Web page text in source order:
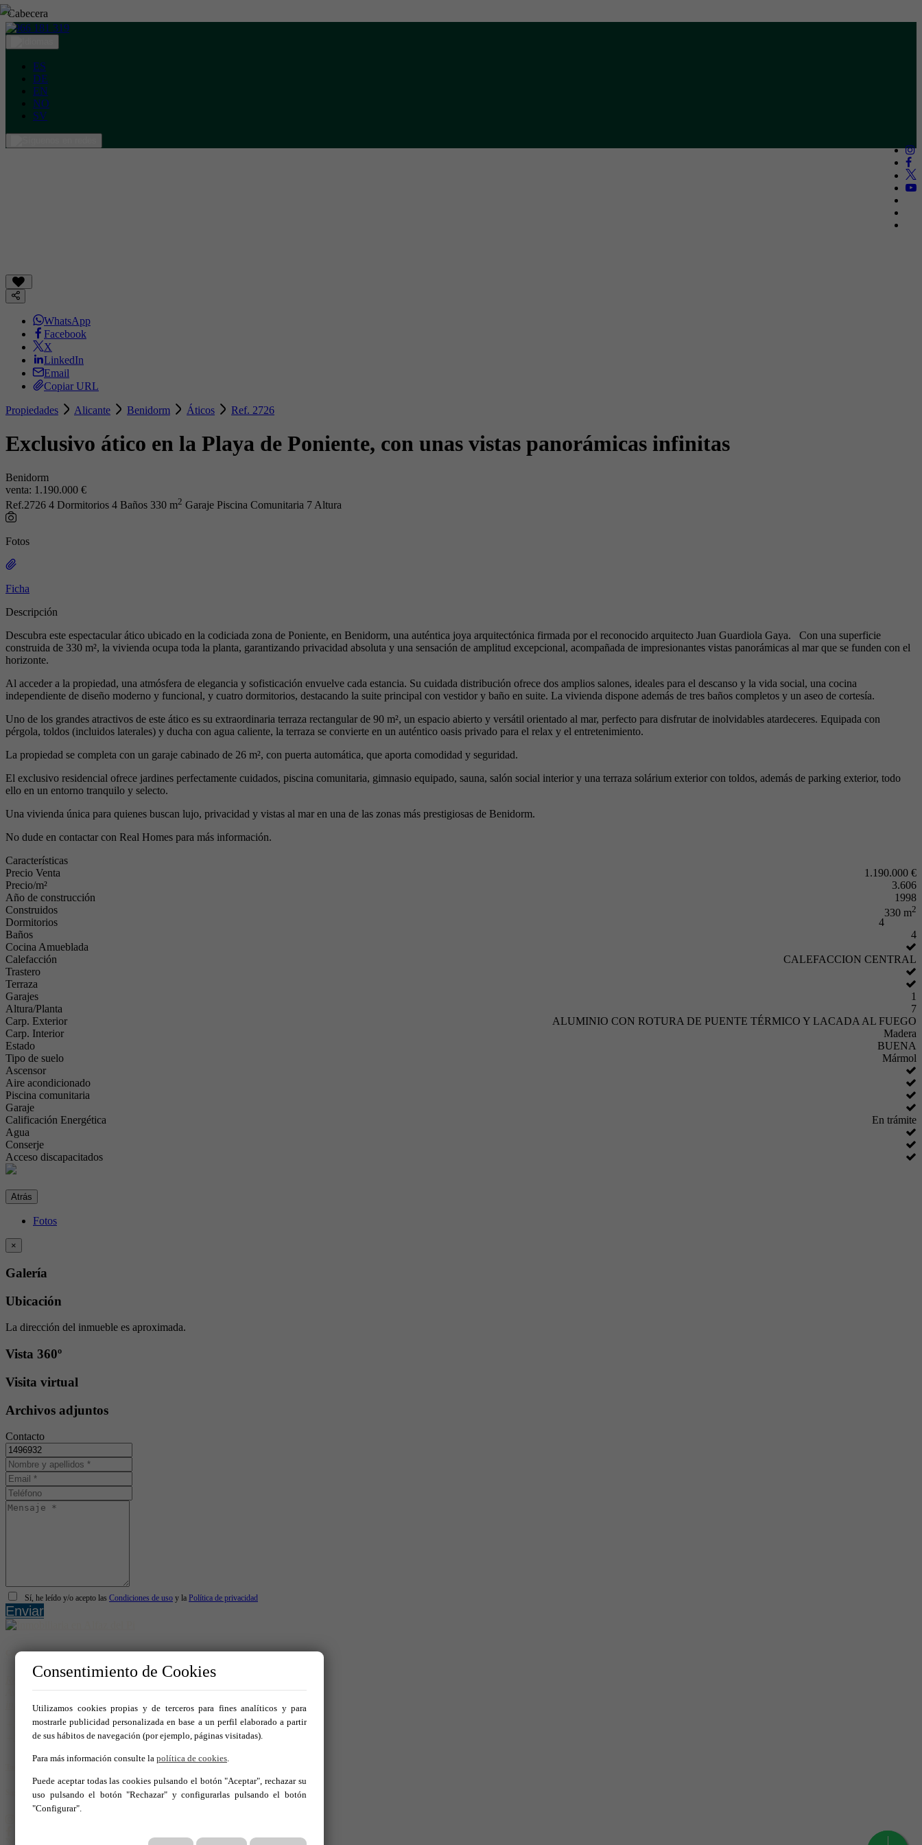
Cabecera
966 181 319
ES
DE
EN
NO
SV
WhatsApp
Facebook
X
LinkedIn
Email
Copiar URL
Propiedades Alicante Benidorm Áticos Ref. 2726
Exclusivo ático en la Playa de Poniente, con unas vistas panorámicas infinitas
Benidorm
venta: 1.190.000 €
Ref.2726 4 Dormitorios 4 Baños 330 m2 Garaje Piscina Comunitaria 7 Altura
Fotos
Ficha
Descripción
Descubra este espectacular ático ubicado en la codiciada zona de Poniente, en Benidorm, una auténtica joya arquitectónica firmada por el reconocido arquitecto Juan Guardiola Gaya. Con una superficie
construida de 330 m², la vivienda ocupa toda la planta, garantizando privacidad absoluta y una sensación de amplitud excepcional, acompañada de impresionantes vistas panorámicas al mar que se funden con el
horizonte.
Al acceder a la propiedad, una atmósfera de elegancia y sofisticación envuelve cada estancia. Su cuidada distribución ofrece dos amplios salones, ideales para el descanso y la vida social, una cocina
independiente de diseño moderno y funcional, y cuatro dormitorios, destacando la suite principal con vestidor y baño en suite. La vivienda dispone además de tres baños completos y un aseo de cortesía.
Uno de los grandes atractivos de este ático es su extraordinaria terraza rectangular de 90 m², un espacio abierto y versátil orientado al mar, perfecto para disfrutar de inolvidables atardeceres. Equipada con
pérgola, toldos (incluidos laterales) y ducha con agua caliente, la terraza se convierte en un auténtico oasis privado para el relax y el entretenimiento.
La propiedad se completa con un garaje cabinado de 26 m², con puerta automática, que aporta comodidad y seguridad.
El exclusivo residencial ofrece jardines perfectamente cuidados, piscina comunitaria, gimnasio equipado, sauna, salón social interior y una terraza solárium exterior con toldos, además de parking exterior, todo
ello en un entorno tranquilo y selecto.
Una vivienda única para quienes buscan lujo, privacidad y vistas al mar en una de las zonas más prestigiosas de Benidorm.
No dude en contactar con Real Homes para más información.
Características
Precio Venta
1.190.000 €
Precio/m²
3.606
Año de construcción
1998
Construidos
330 m2
Dormitorios
4
Baños
4
Cocina Amueblada
Calefacción
CALEFACCION CENTRAL
Trastero
Terraza
Garajes
1
Altura/Planta
7
Carp. Exterior
ALUMINIO CON ROTURA DE PUENTE TÉRMICO Y LACADA AL FUEGO
Carp. Interior
Madera
Estado
BUENA
Tipo de suelo
Mármol
Ascensor
Aire acondicionado
Piscina comunitaria
Garaje
Calificación Energética
En trámite
Agua
Conserje
Acceso discapacitados
Atrás
Fotos
×
Galería
Ubicación
La dirección del inmueble es aproximada.
Vista 360º
Visita virtual
Archivos adjuntos
Contacto
Sí, he leído y/o acepto las Condiciones de uso y la Política de privacidad
Enviar
Contacto
Real Homes
Avda. del Albir 159 - Local 1 03581 – Alfaz del Pi
info@realhomespain.com
966 181 319
604537488
Síguenos en:
Consentimiento de Cookies
Utilizamos cookies propias y de terceros para fines analíticos y para
mostrarle publicidad personalizada en base a un perfil elaborado a partir
de sus hábitos de navegación (por ejemplo, páginas visitadas).
Para más información consulte la política de cookies.
Puede aceptar todas las cookies pulsando el botón "Aceptar", rechazar su
uso pulsando el botón "Rechazar" y configurarlas pulsando el botón
"Configurar".